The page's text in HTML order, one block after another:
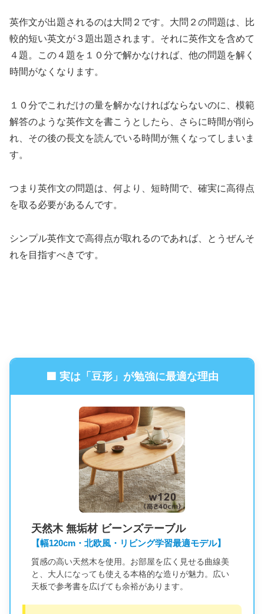
英作文が出題されるのは大問２です。大問２の問題は、比
較的短い英文が３題出題されます。それに英作文を含めて
４題。この４題を１０分で解かなければ、他の問題を解く
時間がなくなります。
１０分でこれだけの量を解かなければならないのに、模範
解答のような英作文を書こうとしたら、さらに時間が削ら
れ、その後の長文を読んでいる時間が無くなってしまいま
す。
つまり英作文の問題は、何より、短時間で、確実に高得点
を取る必要があるんです。
シンプル英作文で高得点が取れるのであれば、とうぜんそ
れを目指すべきです。
🟦 実は「豆形」が勉強に最適な理由
天然木 無垢材 ビーンズテーブル
【幅120cm・北欧風・リビング学習最適モデル】
質感の高い天然木を使用。お部屋を広く見せる曲線美
と、大人になっても使える本格的な造りが魅力。広い
天板で参考書を広げても余裕があります。